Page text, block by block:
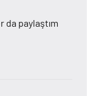
da paylaştım